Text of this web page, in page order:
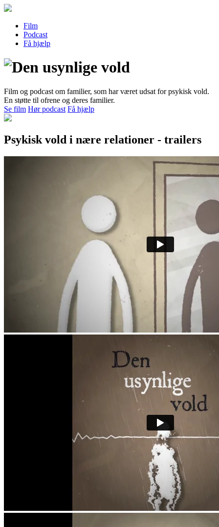
Film
Podcast
Få hjælp
Film og podcast om familier, som har været udsat for psykisk vold.
En støtte til ofrene og deres familier.
Se film Hør podcast Få hjælp
Psykisk vold i nære relationer - trailers